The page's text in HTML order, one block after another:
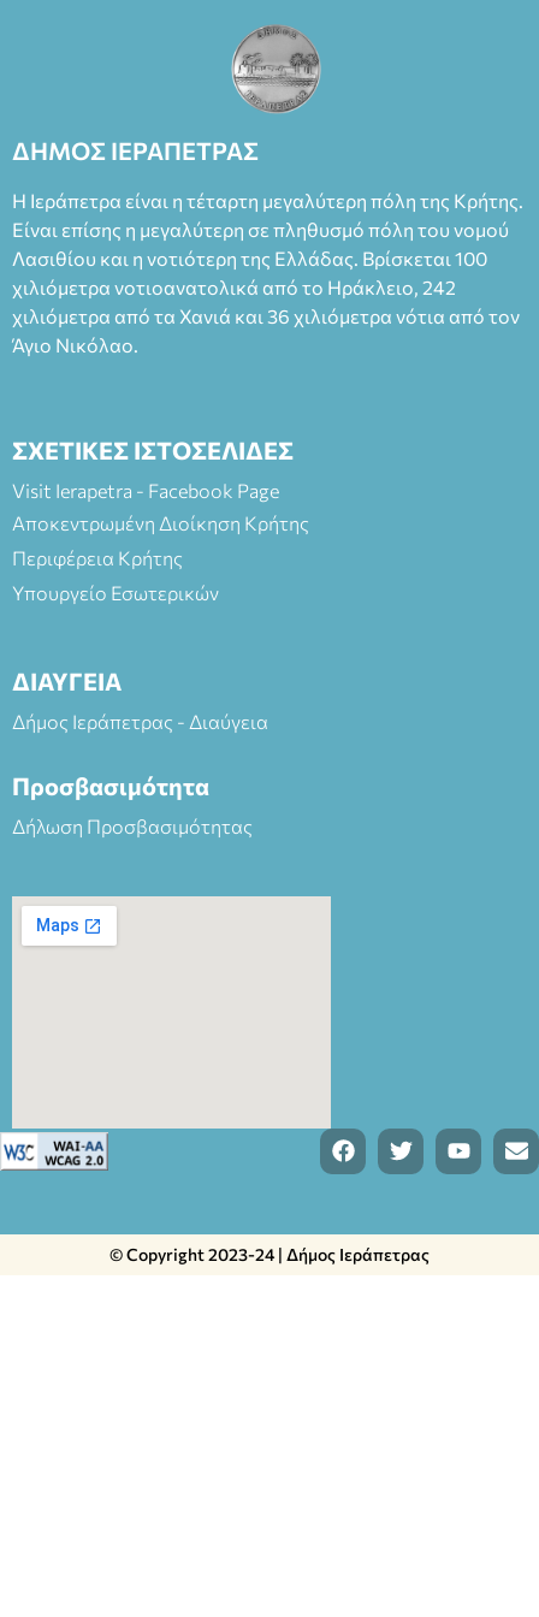
(Είσοδος ΕΠΑ.Λ.) Έναρξη 21:15 Οργάνωση: ΚΝΩΣΟΣ
ΘΕΑΤΡΙΚΕΣ ΠΑΡΑΓΩΓΕΣ ΕΕ
ΔΗΜΟΣ ΙΕΡΑΠΕΤΡΑΣ
Η Ιεράπετρα είναι η τέταρτη μεγαλύτερη πόλη της Κρήτης.
Είναι επίσης η μεγαλύτερη σε πληθυσμό πόλη του νομού
Λασιθίου και η νοτιότερη της Ελλάδας. Βρίσκεται 100
χιλιόμετρα νοτιοανατολικά από το Ηράκλειο, 242
χιλιόμετρα από τα Χανιά και 36 χιλιόμετρα νότια από τον
Άγιο Νικόλαο.
ΣΧΕΤΙΚΕΣ ΙΣΤΟΣΕΛΙΔΕΣ
Visit Ierapetra - Facebook Page
Αποκεντρωμένη Διοίκηση Κρήτης
Περιφέρεια Κρήτης
Υπουργείο Εσωτερικών
ΔΙΑΥΓΕΙΑ
Δήμος Ιεράπετρας - Διαύγεια
Προσβασιμότητα
Δήλωση Προσβασιμότητας
© Copyright 2023-24 | Δήμος Ιεράπετρας